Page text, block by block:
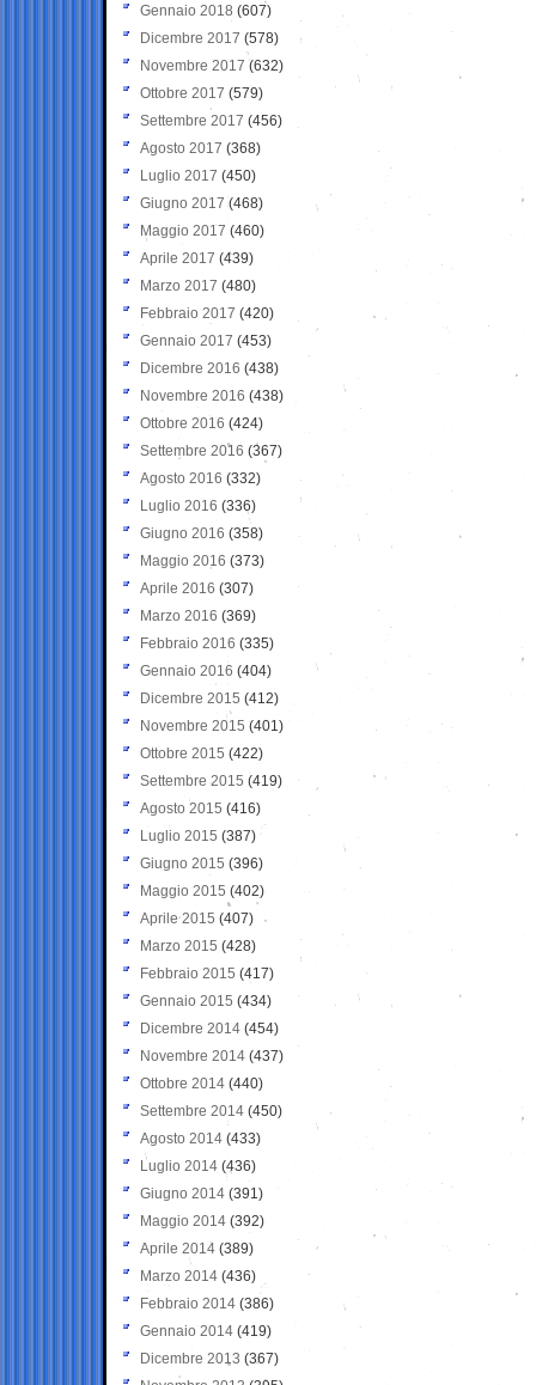
Gennaio 2018 (607)
Dicembre 2017 (578)
Novembre 2017 (632)
Ottobre 2017 (579)
Settembre 2017 (456)
Agosto 2017 (368)
Luglio 2017 (450)
Giugno 2017 (468)
Maggio 2017 (460)
Aprile 2017 (439)
Marzo 2017 (480)
Febbraio 2017 (420)
Gennaio 2017 (453)
Dicembre 2016 (438)
Novembre 2016 (438)
Ottobre 2016 (424)
Settembre 2016 (367)
Agosto 2016 (332)
Luglio 2016 (336)
Giugno 2016 (358)
Maggio 2016 (373)
Aprile 2016 (307)
Marzo 2016 (369)
Febbraio 2016 (335)
Gennaio 2016 (404)
Dicembre 2015 (412)
Novembre 2015 (401)
Ottobre 2015 (422)
Settembre 2015 (419)
Agosto 2015 (416)
Luglio 2015 (387)
Giugno 2015 (396)
Maggio 2015 (402)
Aprile 2015 (407)
Marzo 2015 (428)
Febbraio 2015 (417)
Gennaio 2015 (434)
Dicembre 2014 (454)
Novembre 2014 (437)
Ottobre 2014 (440)
Settembre 2014 (450)
Agosto 2014 (433)
Luglio 2014 (436)
Giugno 2014 (391)
Maggio 2014 (392)
Aprile 2014 (389)
Marzo 2014 (436)
Febbraio 2014 (386)
Gennaio 2014 (419)
Dicembre 2013 (367)